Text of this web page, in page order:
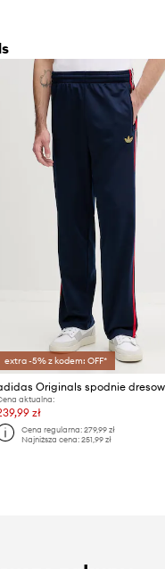
extra -5% z kodem: OFF*
aktualna:
zł
Cena regularna: 279,99 zł
Najniższa cena: 251,99 zł